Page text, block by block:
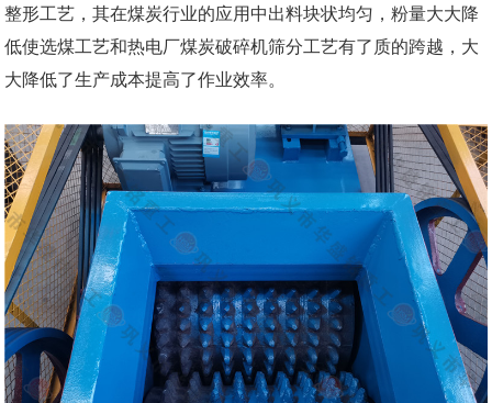
整形工艺，其在煤炭行业的应用中出料块状均匀，粉量大大降
低使选煤工艺和热电厂煤炭破碎机筛分工艺有了质的跨越，大
大降低了生产成本提高了作业效率。